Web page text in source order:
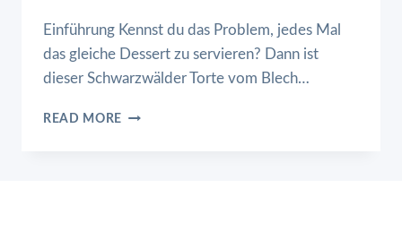
Einführung Kennst du das Problem, jedes Mal
das gleiche Dessert zu servieren? Dann ist
dieser Schwarzwälder Torte vom Blech…
READ MORE SCHWARZWÄLDER